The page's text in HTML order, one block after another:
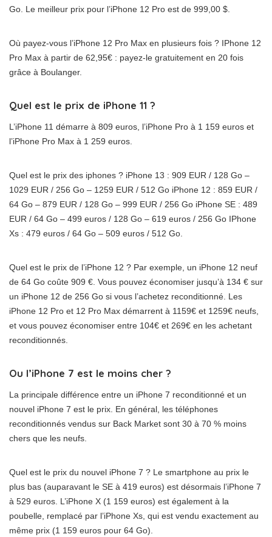
Go. Le meilleur prix pour l’iPhone 12 Pro est de 999,00 $.
Où payez-vous l’iPhone 12 Pro Max en plusieurs fois ? IPhone 12
Pro Max à partir de 62,95€ : payez-le gratuitement en 20 fois
grâce à Boulanger.
Quel est le prix de iPhone 11 ?
L’iPhone 11 démarre à 809 euros, l’iPhone Pro à 1 159 euros et
l’iPhone Pro Max à 1 259 euros.
Quel est le prix des iphones ? iPhone 13 : 909 EUR / 128 Go –
1029 EUR / 256 Go – 1259 EUR / 512 Go iPhone 12 : 859 EUR /
64 Go – 879 EUR / 128 Go – 999 EUR / 256 Go iPhone SE : 489
EUR / 64 Go – 499 euros / 128 Go – 619 euros / 256 Go IPhone
Xs : 479 euros / 64 Go – 509 euros / 512 Go.
Quel est le prix de l’iPhone 12 ? Par exemple, un iPhone 12 neuf
de 64 Go coûte 909 €. Vous pouvez économiser jusqu’à 134 € sur
un iPhone 12 de 256 Go si vous l’achetez reconditionné. Les
iPhone 12 Pro et 12 Pro Max démarrent à 1159€ et 1259€ neufs,
et vous pouvez économiser entre 104€ et 269€ en les achetant
reconditionnés.
Ou l’iPhone 7 est le moins cher ?
La principale différence entre un iPhone 7 reconditionné et un
nouvel iPhone 7 est le prix. En général, les téléphones
reconditionnés vendus sur Back Market sont 30 à 70 % moins
chers que les neufs.
Quel est le prix du nouvel iPhone 7 ? Le smartphone au prix le
plus bas (auparavant le SE à 419 euros) est désormais l’iPhone 7
à 529 euros. L’iPhone X (1 159 euros) est également à la
poubelle, remplacé par l’iPhone Xs, qui est vendu exactement au
même prix (1 159 euros pour 64 Go).